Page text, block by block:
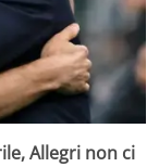
Allegri non ci